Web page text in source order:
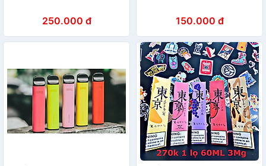
250.000 đ 150.000 đ